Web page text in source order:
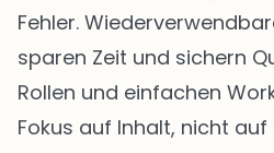
Fehler.
sparen Zeit und sichern
Rollen und einfachen
Fokus auf Inhalt, nicht auf